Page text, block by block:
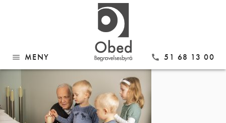
menu MENY call 51 68 13 00
Tenne lys_Cropped